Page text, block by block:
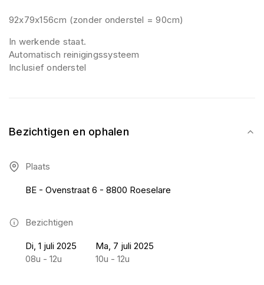
92x79x156cm (zonder onderstel = 90cm)
In werkende staat.
Automatisch reinigingssysteem
Inclusief onderstel
Bezichtigen en ophalen
Plaats
BE - Ovenstraat 6 - 8800 Roeselare
Bezichtigen
Di, 1 juli 2025
08u - 12u
Ma, 7 juli 2025
10u - 12u